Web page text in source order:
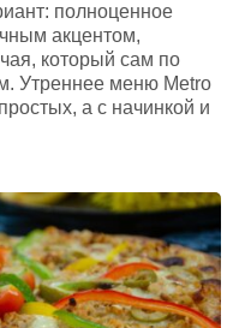
полноценное
акцентом,
который сам по
Утреннее меню Metro
а с начинкой и